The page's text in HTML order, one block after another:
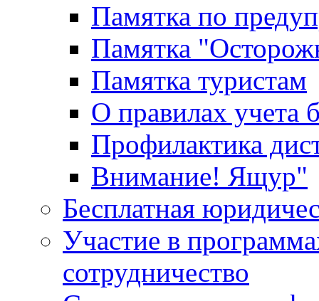
Памятка по
Памятка
Памятка туристам
О правилах учета
Профилактика
Внимание! Ящур"
Бесплатная
Участие в
сотрудничество